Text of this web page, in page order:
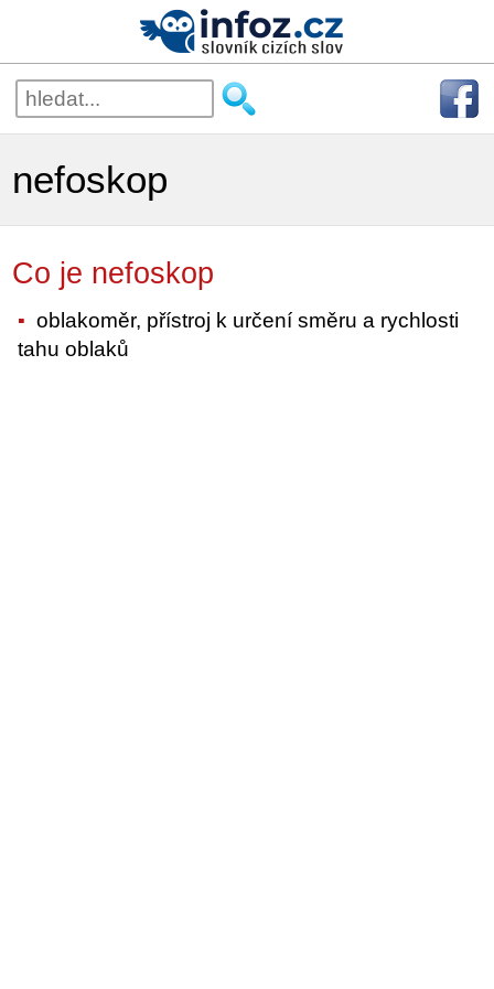
nefoskop
Co je nefoskop
oblakoměr, přístroj k určení směru a rychlosti
tahu oblaků